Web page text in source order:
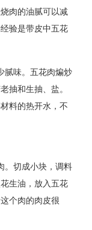
肉的油腻可以减
验是带皮中五花
腻味。五花肉煸炒
抽和生抽、盐。
料的热开水，不
。切成小块，调料
生油，放入五花
个肉的肉皮很